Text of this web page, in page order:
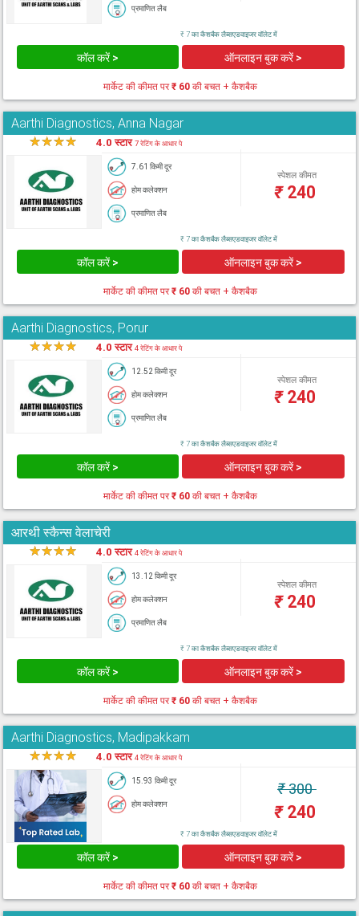
प्रमाणित लैब
₹ 7 का कैशबैक लैब्सएडवाइजर वॉलेट में
कॉल करें > ऑनलाइन बुक करें >
मार्केट की कीमत पर₹ 60 की बचत + कैशबैक
Aarthi Diagnostics, Anna Nagar
★★★★ 4.0 स्टार7 रेटिंग के आधार पे
7.61 किमी दूर
होम कलेक्शन
प्रमाणित लैब
स्पेशल कीमत
₹240
₹ 7 का कैशबैक लैब्सएडवाइजर वॉलेट में
कॉल करें > ऑनलाइन बुक करें >
मार्केट की कीमत पर₹ 60 की बचत + कैशबैक
Aarthi Diagnostics, Porur
★★★★ 4.0 स्टार4 रेटिंग के आधार पे
12.52 किमी दूर
होम कलेक्शन
प्रमाणित लैब
स्पेशल कीमत
₹240
₹ 7 का कैशबैक लैब्सएडवाइजर वॉलेट में
कॉल करें > ऑनलाइन बुक करें >
मार्केट की कीमत पर₹ 60 की बचत + कैशबैक
आरथी स्कैन्स वेलाचेरी
★★★★ 4.0 स्टार4 रेटिंग के आधार पे
13.12 किमी दूर
होम कलेक्शन
प्रमाणित लैब
स्पेशल कीमत
₹240
₹ 7 का कैशबैक लैब्सएडवाइजर वॉलेट में
कॉल करें > ऑनलाइन बुक करें >
मार्केट की कीमत पर₹ 60 की बचत + कैशबैक
Aarthi Diagnostics, Madipakkam
★★★★ 4.0 स्टार4 रेटिंग के आधार पे
15.93 किमी दूर
होम कलेक्शन
₹300
₹240
₹ 7 का कैशबैक लैब्सएडवाइजर वॉलेट में
कॉल करें > ऑनलाइन बुक करें >
मार्केट की कीमत पर₹ 60 की बचत + कैशबैक